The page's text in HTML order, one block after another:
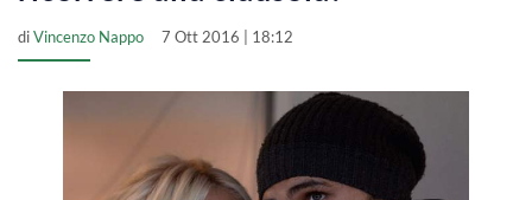
diVincenzo Nappo 7 Ott 2016 | 18:12